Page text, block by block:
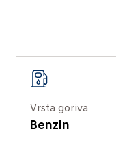
Vrsta goriva
Benzin